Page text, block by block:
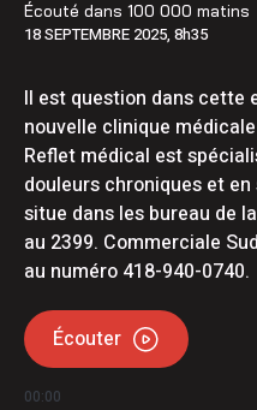
Écouté dans 100 000 matins
18 SEPTEMBRE 2025, 8h35
Il est question dans cette
nouvelle clinique
Reflet médical est
douleurs chroniques et
situe dans les bureau de
au 2399. Commerciale
au numéro 418-940-0740.
Écouter
00:00